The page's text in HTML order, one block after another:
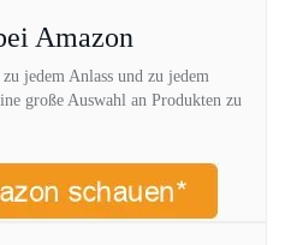
Amazon
jedem Anlass und zu jedem
große Auswahl an Produkten zu